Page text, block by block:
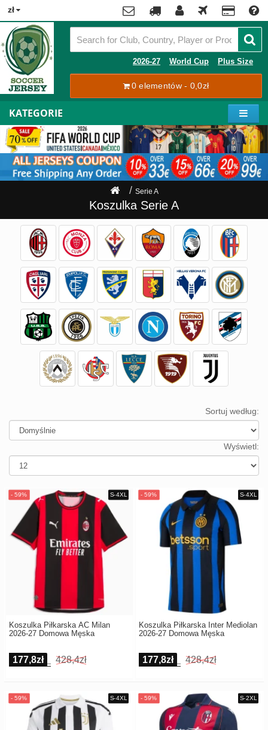
zł
Contact
Tracking
Moje
konto
Rejestracja
Shipping
Payment
Koszyk
Zamówienie
2026-27 World Cup Plus Size
0 elementów - 0,0zł
x
KATEGORIE
Premier
League
La
Liga
Bundesliga
Serie
A
Ligue
1
Mistrzostwa
Świata
Europe
UEFA
CONMEBOL
Other
Teams
Dzieci
Serie A
Koszulka Serie A
Sortuj według:
Wyświetl:
Koszulka Piłkarska AC Milan
2026-27 Domowa Męska
177,8zł 428,4zł
Koszulka Piłkarska Inter Mediolan
2026-27 Domowa Męska
177,8zł 428,4zł